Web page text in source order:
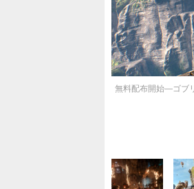
無料配布開始―ゴブ